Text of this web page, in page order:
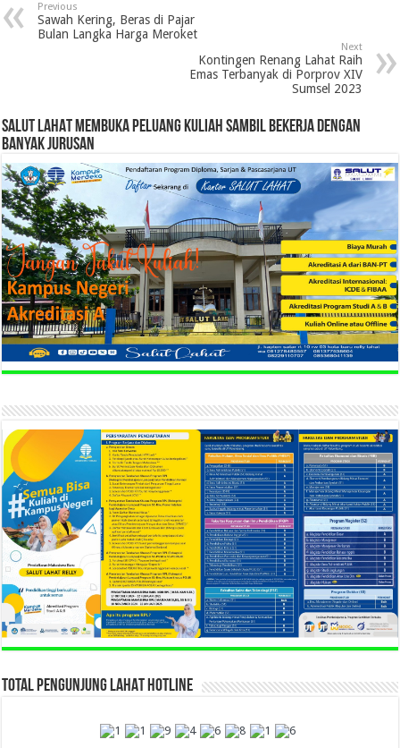
Previous
Sawah Kering, Beras di Pajar
Bulan Langka Harga Meroket
Next
Kontingen Renang Lahat Raih
Emas Terbanyak di Porprov XIV
Sumsel 2023
SALUT LAHAT MEMBUKA PELUANG KULIAH SAMBIL BEKERJA DENGAN
BANYAK JURUSAN
TOTAL PENGUNJUNG LAHAT HOTLINE